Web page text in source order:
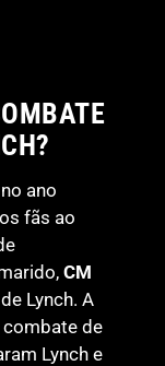
ano
fãs ao
CM
Lynch. A
combate de
Lynch e